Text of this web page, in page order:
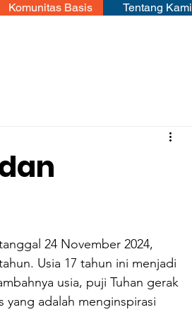
Komunitas Basis Tentang Kami
24 November 2024,
Usia 17 tahun ini menjadi
usia, puji Tuhan gerak
yang adalah menginspirasi